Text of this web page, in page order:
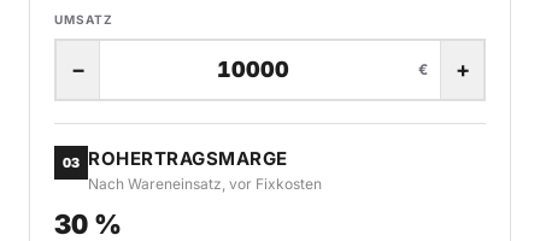
UMSATZ
− € +
03 ROHERTRAGSMARGE
Nach Wareneinsatz, vor Fixkosten
30 %